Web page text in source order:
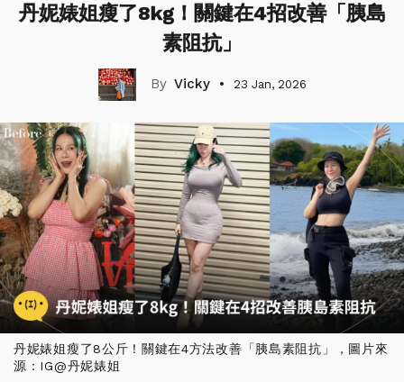
丹妮婊姐瘦了8kg！關鍵在4招改善「胰島
素阻抗」
Vicky 23 Jan, 2026
丹妮婊姐瘦了8公斤！關鍵在4方法改善「胰島素阻抗」，圖片來
源：IG@丹妮婊姐